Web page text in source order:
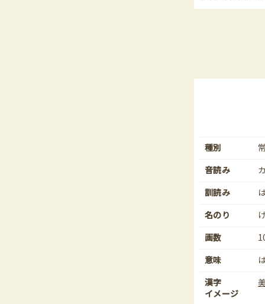
種別
音読み
訓読み
名のり
画数
意味
漢字
イメージ